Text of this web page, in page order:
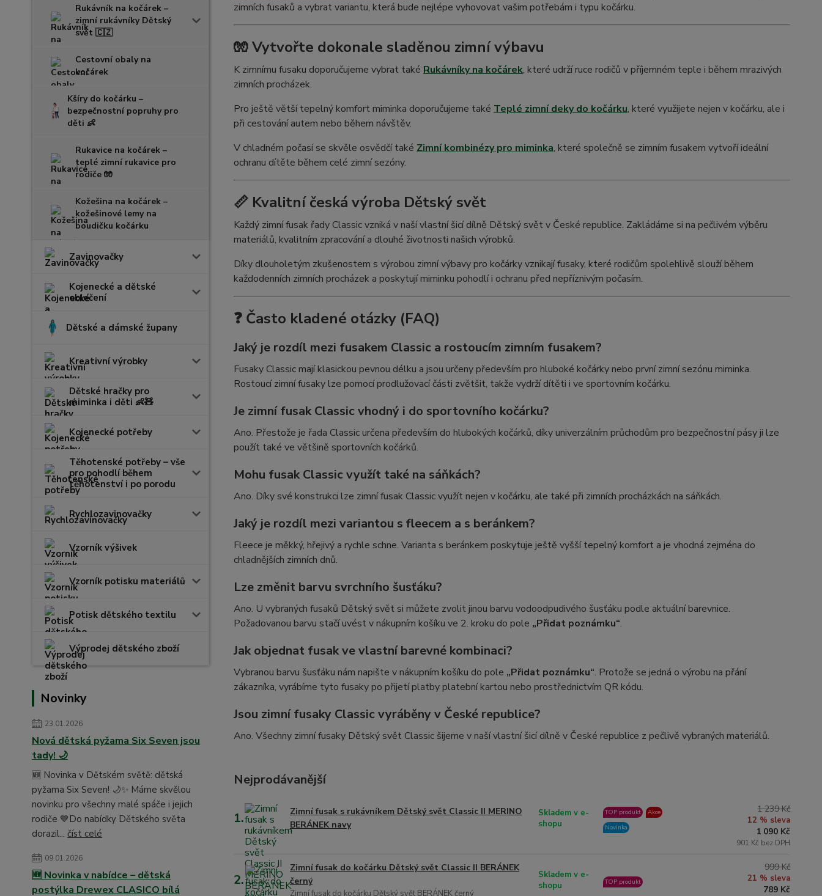
Rukávník na kočárek –
zimní rukávníky Dětský
svět 🇨🇿
Cestovní obaly na
kočárek
Kšíry do kočárku –
bezpečnostní popruhy pro
děti 👶
Rukavice na kočárek –
teplé zimní rukavice pro
rodiče 🧤
Kožešina na kočárek –
kožešinové lemy na
boudičku kočárku
Zavinovačky
Kojenecké a dětské
oblečení
Dětské a dámské župany
Kreativní výrobky
Dětské hračky pro
miminka i děti 👶🧸
Kojenecké potřeby
Těhotenské potřeby – vše
pro pohodlí během
těhotenství i po porodu
Rychlozavinovačky
Vzorník výšivek
Vzorník potisku materiálů
Potisk dětského textilu
Výprodej dětského zboží
Novinky
23.01.2026
Nová dětská pyžama Six Seven jsou
tady! 🌙
🆕 Novinka v Dětském světě: dětská
pyžama Six Seven! 🌙✨ Máme skvělou
novinku pro všechny malé spáče i jejich
rodiče 💙Do nabídky Dětského světa
dorazil... číst celé
09.01.2026
🆕 Novinka v nabídce – dětská
postýlka Drewex CLASICO bílá
zimních fusaků a vybrat variantu, která bude nejlépe vyhovovat vašim potřebám i typu kočárku.
🧤 Vytvořte dokonale sladěnou zimní výbavu
K zimnímu fusaku doporučujeme vybrat také Rukávníky na kočárek, které udrží ruce rodičů v příjemném teple i během mrazivých
zimních procházek.
Pro ještě větší tepelný komfort miminka doporučujeme také Teplé zimní deky do kočárku, které využijete nejen v kočárku, ale i
při cestování autem nebo během návštěv.
V chladném počasí se skvěle osvědčí také Zimní kombinézy pro miminka, které společně se zimním fusakem vytvoří ideální
ochranu dítěte během celé zimní sezóny.
📏 Kvalitní česká výroba Dětský svět
Každý zimní fusak řady Classic vzniká v naší vlastní šicí dílně Dětský svět v České republice. Zakládáme si na pečlivém výběru
materiálů, kvalitním zpracování a dlouhé životnosti našich výrobků.
Díky dlouholetým zkušenostem s výrobou zimní výbavy pro kočárky vznikají fusaky, které rodičům spolehlivě slouží během
každodenních zimních procházek a poskytují miminku pohodlí i ochranu před nepříznivým počasím.
❓ Často kladené otázky (FAQ)
Jaký je rozdíl mezi fusakem Classic a rostoucím zimním fusakem?
Fusaky Classic mají klasickou pevnou délku a jsou určeny především pro hluboké kočárky nebo první zimní sezónu miminka.
Rostoucí zimní fusaky lze pomocí prodlužovací části zvětšit, takže vydrží dítěti i ve sportovním kočárku.
Je zimní fusak Classic vhodný i do sportovního kočárku?
Ano. Přestože je řada Classic určena především do hlubokých kočárků, díky univerzálním průchodům pro bezpečnostní pásy ji lze
použít také ve většině sportovních kočárků.
Mohu fusak Classic využít také na sáňkách?
Ano. Díky své konstrukci lze zimní fusak Classic využít nejen v kočárku, ale také při zimních procházkách na sáňkách.
Jaký je rozdíl mezi variantou s fleecem a s beránkem?
Fleece je měkký, hřejivý a rychle schne. Varianta s beránkem poskytuje ještě vyšší tepelný komfort a je vhodná zejména do
chladnějších zimních dnů.
Lze změnit barvu svrchního šusťáku?
Ano. U vybraných fusaků Dětský svět si můžete zvolit jinou barvu vodoodpudivého šusťáku podle aktuální barevnice.
Požadovanou barvu stačí uvést v nákupním košíku ve 2. kroku do pole „Přidat poznámku“.
Jak objednat fusak ve vlastní barevné kombinaci?
Vybranou barvu šusťáku nám napište v nákupním košíku do pole „Přidat poznámku“. Protože se jedná o výrobu na přání
zákazníka, vyrábíme tyto fusaky po přijetí platby platební kartou nebo prostřednictvím QR kódu.
Jsou zimní fusaky Classic vyráběny v České republice?
Ano. Všechny zimní fusaky Dětský svět Classic šijeme v naší vlastní šicí dílně v České republice z pečlivě vybraných materiálů.
Nejprodávanější
1.
Zimní fusak s rukávníkem Dětský svět Classic II MERINO
BERÁNEK navy
Skladem v e-
shopu
TOP produkt
Akce
Novinka
1 239 Kč
12 % sleva
1 090 Kč
901 Kč bez DPH
2.
Zimní fusak do kočárku Dětský svět Classic II BERÁNEK
černý
Zimní fusak do kočárku Dětský svět BERÁNEK černý
Skladem v e-
shopu
TOP produkt
999 Kč
21 % sleva
789 Kč